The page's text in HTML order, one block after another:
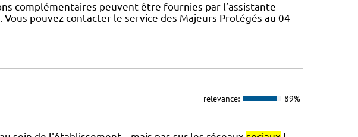
complémentaires peuvent être fournies par l’assistante
Vous pouvez contacter le service des Majeurs Protégés au 04
relevance: 89%